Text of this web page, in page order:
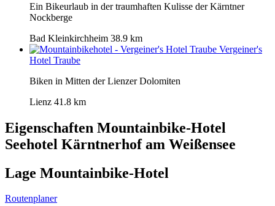
Ein Bikeurlaub in der traumhaften Kulisse der Kärntner
Nockberge
Bad Kleinkirchheim 38.9 km
Vergeiner's
Hotel Traube
Biken in Mitten der Lienzer Dolomiten
Lienz 41.8 km
Eigenschaften Mountainbike-Hotel
Seehotel Kärntnerhof am Weißensee
Lage Mountainbike-Hotel
Routenplaner